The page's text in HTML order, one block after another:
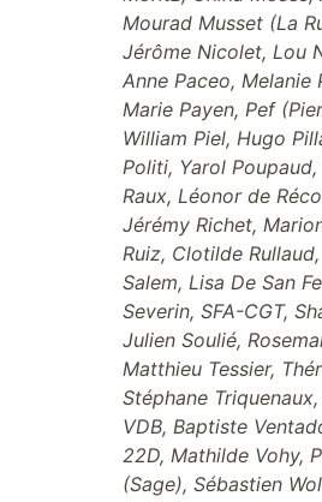
Mourad Musset (La
Jérôme Nicolet, Lou
Anne Paceo, Melanie
Marie Payen, Pef
William Piel, Hugo
Politi, Yarol
Raux, Léonor de
Jérémy Richet,
Ruiz, Clotilde
Salem, Lisa De San
Severin, SFA-CGT,
Julien Soulié,
Matthieu Tessier,
Stéphane
VDB, Baptiste
22D, Mathilde Vohy,
(Sage), Sébastien